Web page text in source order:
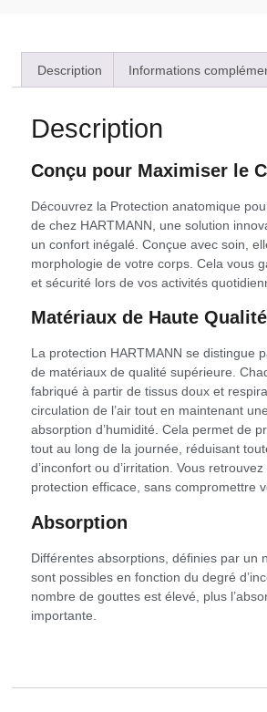
Description Informations
Description
Conçu pour Maximiser le
Découvrez la Protection anatomique
de chez HARTMANN, une solution
un confort inégalé. Conçue avec soin,
morphologie de votre corps. Cela vous
et sécurité lors de vos activités
Matériaux de Haute Qualité
La protection HARTMANN se distingue
de matériaux de qualité supérieure.
fabriqué à partir de tissus doux et
circulation de l’air tout en maintenant
absorption d’humidité. Cela permet de
tout au long de la journée, réduisant
d’inconfort ou d’irritation. Vous
protection efficace, sans compromettre
Absorption
Différentes absorptions, définies par un
sont possibles en fonction du degré
nombre de gouttes est élevé, plus
importante.